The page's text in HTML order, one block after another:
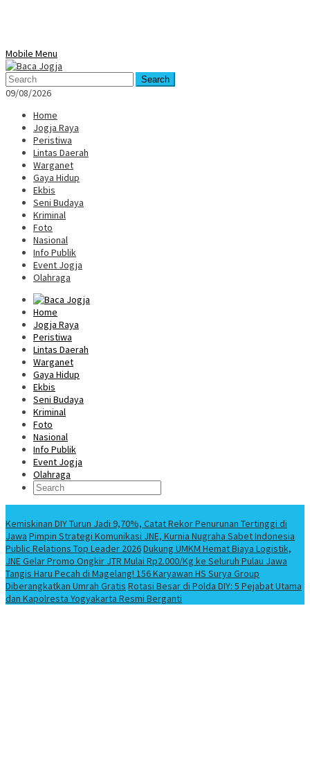
Mobile Menu
Search
09/08/2026
Home
Jogja Raya
Peristiwa
Lintas Daerah
Warganet
Gaya Hidup
Ekbis
Seni Budaya
Kriminal
Foto
Nasional
Info Publik
Event Jogja
Olahraga
Home
Jogja Raya
Peristiwa
Lintas Daerah
Warganet
Gaya Hidup
Ekbis
Seni Budaya
Kriminal
Foto
Nasional
Info Publik
Event Jogja
Olahraga
Kemiskinan DIY Turun Jadi 9,70%, Catat Rekor Penurunan Tertinggi di
Jawa Pimpin Strategi Komunikasi JNE, Kurnia Nugraha Sabet Indonesia
Public Relations Top Leader 2026Dukung UMKM Hemat Biaya Logistik,
JNE Gelar Promo Ongkir JTR Mulai Rp2.000/Kg ke Seluruh Pulau Jawa
Tangis Haru Pecah di Magelang! 156 Karyawan HS Surya Group
Diberangkatkan Umrah Gratis Rotasi Besar di Polda DIY: 5 Pejabat Utama
dan Kapolresta Yogyakarta Resmi Berganti